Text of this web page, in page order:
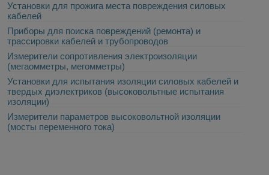
Установки для прожига места повреждения силовых
кабелей
Приборы для поиска повреждений (ремонта) и
трассировки кабелей и трубопроводов
Измерители сопротивления электроизоляции
(мегаомметры, мегомметры)
Установки для испытания изоляции силовых кабелей и
твердых диэлектриков (высоковольтные испытания
изоляции)
Измерители параметров высоковольтной изоляции
(мосты переменного тока)